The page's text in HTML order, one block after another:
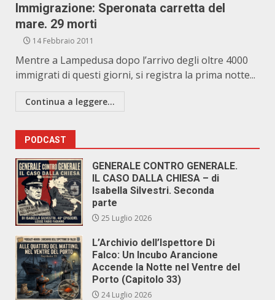
Immigrazione: Speronata carretta del
mare. 29 morti
14 Febbraio 2011
Mentre a Lampedusa dopo l’arrivo degli oltre 4000
immigrati di questi giorni, si registra la prima notte...
Continua a leggere...
PODCAST
GENERALE CONTRO GENERALE.
IL CASO DALLA CHIESA – di
Isabella Silvestri. Seconda
parte
25 Luglio 2026
L’Archivio dell’Ispettore Di
Falco: Un Incubo Arancione
Accende la Notte nel Ventre del
Porto (Capitolo 33)
24 Luglio 2026